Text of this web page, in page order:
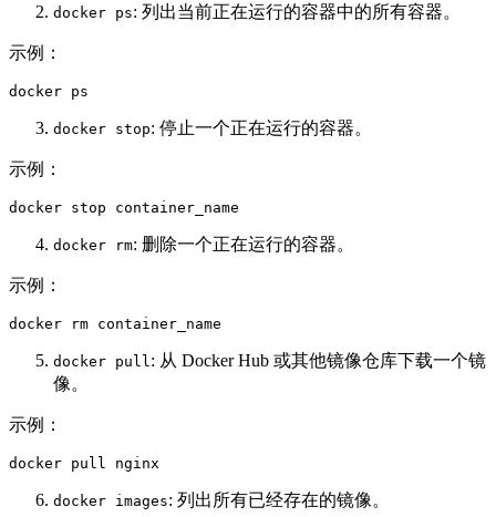
docker ps: 列出当前正在运行的容器中的所有容器。
示例：
docker ps
docker stop: 停止一个正在运行的容器。
示例：
docker stop container_name
docker rm: 删除一个正在运行的容器。
示例：
docker rm container_name
docker pull : 从 Docker Hub 或其他镜像仓库下载一个镜
像。
示例：
docker pull nginx
docker images: 列出所有已经存在的镜像。